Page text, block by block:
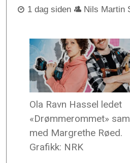
1 dag siden Nils Martin
Ola Ravn Hassel ledet
«Drømmerommet»
med Margrethe Røed.
Grafikk: NRK